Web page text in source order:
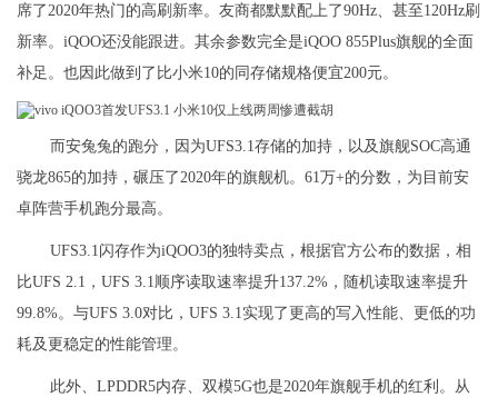
席了2020年热门的高刷新率。友商都默默配上了90Hz、甚至120Hz刷
新率。iQOO还没能跟进。其余参数完全是iQOO 855Plus旗舰的全面
补足。也因此做到了比小米10的同存储规格便宜200元。
而安兔兔的跑分，因为UFS3.1存储的加持，以及旗舰SOC高通
骁龙865的加持，碾压了2020年的旗舰机。61万+的分数，为目前安
卓阵营手机跑分最高。
UFS3.1闪存作为iQOO3的独特卖点，根据官方公布的数据，相
比UFS 2.1，UFS 3.1顺序读取速率提升137.2%，随机读取速率提升
99.8%。与UFS 3.0对比，UFS 3.1实现了更高的写入性能、更低的功
耗及更稳定的性能管理。
此外、LPDDR5内存、双模5G也是2020年旗舰手机的红利。从